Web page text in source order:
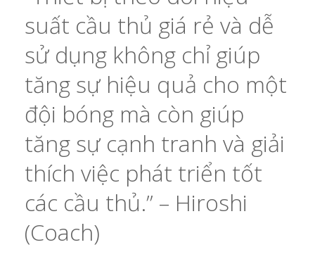
suất cầu thủ giá rẻ và dễ
sử dụng không chỉ giúp
tăng sự hiệu quả cho một
đội bóng mà còn giúp
tăng sự cạnh tranh và giải
thích việc phát triển tốt
các cầu thủ.” – Hiroshi
(Coach)